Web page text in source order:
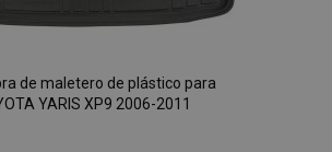
de maletero de plástico para
YARIS XP9 2006-2011